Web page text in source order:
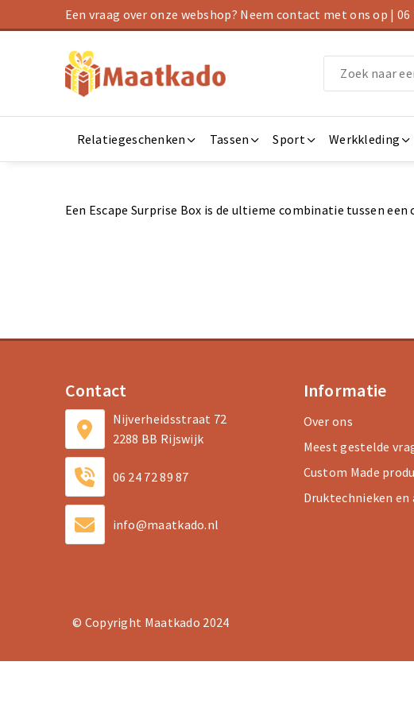
Een vraag over onze webshop? Neem contact met ons op |
Relatiegeschenken Tassen Sport Werkkleding
Een Escape Surprise Box is de ultieme combinatie tussen
Contact
Nijverheidsstraat 72
2288 BB Rijswijk
06 24 72 89 87
info@maatkado.nl
Informatie
Over ons
Meest gestelde
Custom Made
Druktechnieken en
© Copyright Maatkado 2024